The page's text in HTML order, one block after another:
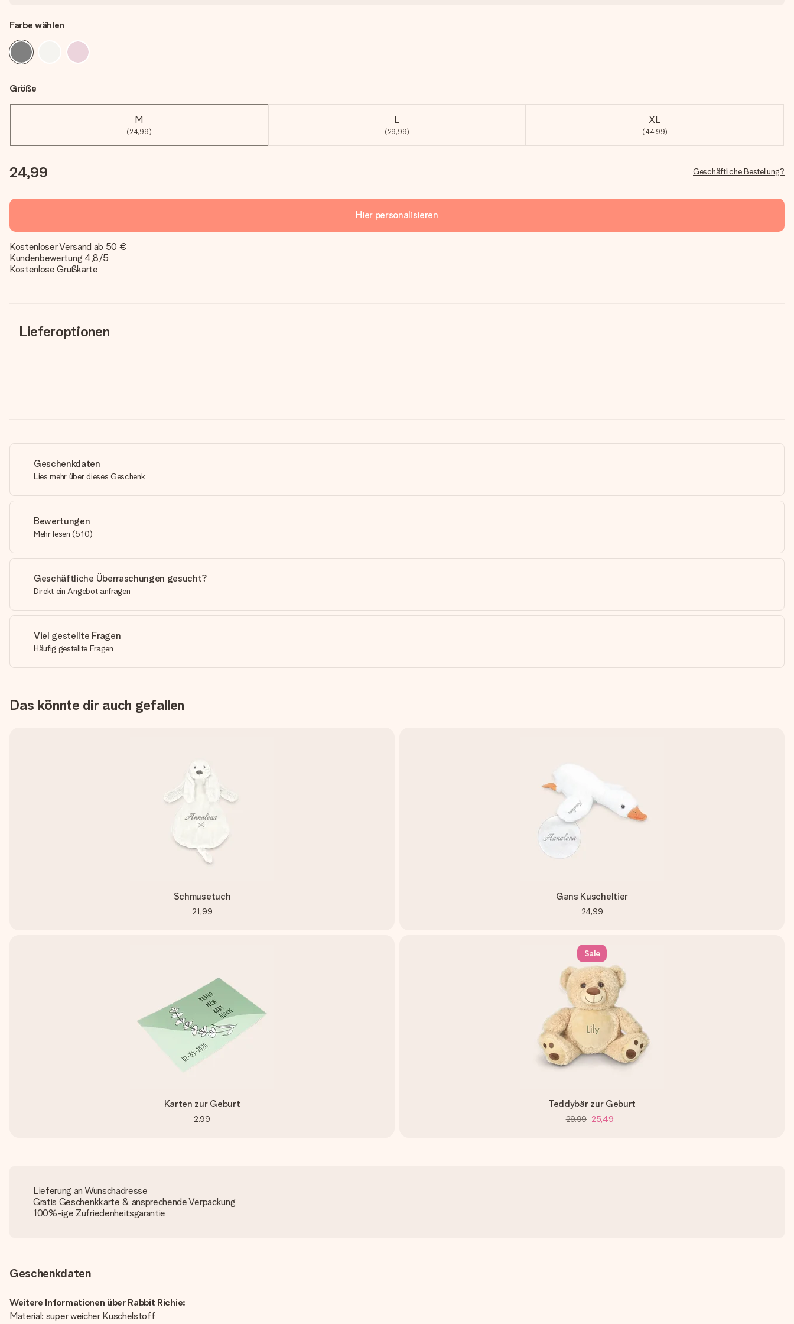
Farbe wählen
Größe
M
(24,99)
L
(29,99)
XL
(44,99)
24,99 Geschäftliche Bestellung?
Hier personalisieren
Kostenloser Versand ab 50 €
Kundenbewertung 4,8/5
Kostenlose Grußkarte
Lieferoptionen
Geschenkdaten
Lies mehr über dieses Geschenk
Bewertungen
Mehr lesen (510)
Geschäftliche Überraschungen gesucht?
Direkt ein Angebot anfragen
Viel gestellte Fragen
Häufig gestellte Fragen
Das könnte dir auch gefallen
Schmusetuch
21,99
Gans Kuscheltier
24,99
Karten zur Geburt
2,99
Sale
Teddybär zur Geburt
29,99 25,49
Lieferung an Wunschadresse
Gratis Geschenkkarte & ansprechende Verpackung
100%-ige Zufriedenheitsgarantie
Geschenkdaten
Weitere Informationen über Rabbit Richie:
Material: super weicher Kuschelstoff